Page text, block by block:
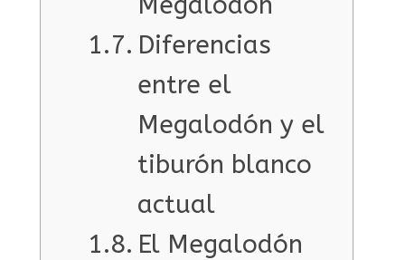
Diferencias
entre el
Megalodón y el
tiburón blanco
actual
El Megalodón